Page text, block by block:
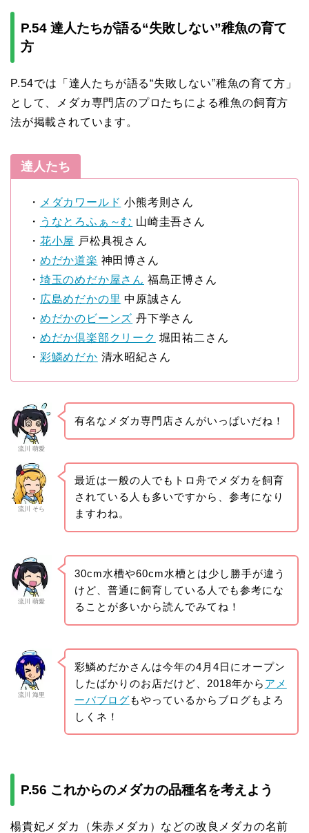
P.54 達人たちが語る“失敗しない”稚魚の育て
方
P.54では「達人たちが語る“失敗しない”稚魚の育て方」
として、メダカ専門店のプロたちによる稚魚の飼育方
法が掲載されています。
達人たち
・ メダカワールド 小熊考則さん
・ うなとろふぁ～む 山崎圭吾さん
・ 花小屋 戸松具視さん
・ めだか道楽 神田博さん
・ 埼玉のめだか屋さん 福島正博さん
・ 広島めだかの里 中原誠さん
・ めだかのビーンズ 丹下学さん
・ めだか倶楽部クリーク 堀田祐二さん
・ 彩鱗めだか 清水昭紀さん
流川 萌愛
有名なメダカ専門店さんがいっぱいだね！
流川 そら
最近は一般の人でもトロ舟でメダカを飼育
されている人も多いですから、参考になり
ますわね。
流川 萌愛
30cm水槽や60cm水槽とは少し勝手が違う
けど、普通に飼育している人でも参考にな
ることが多いから読んでみてね！
流川 海里
彩鱗めだかさんは今年の4月4日にオープン
したばかりのお店だけど、2018年から アメ
ーバブログもやっているからブログもよろ
しくネ！
P.56 これからのメダカの品種名を考えよう
楊貴妃メダカ（朱赤メダカ）などの改良メダカの名前